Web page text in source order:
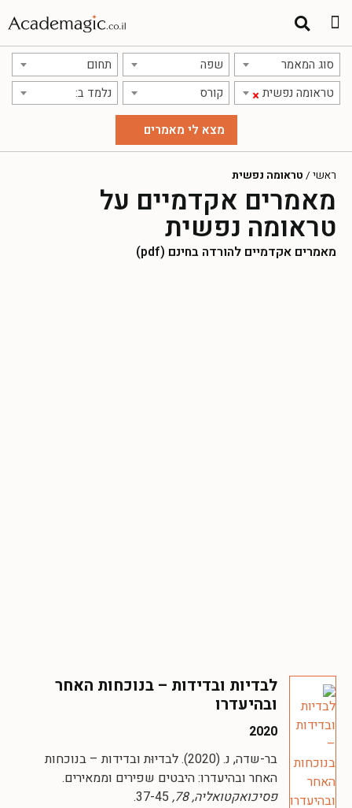
סוג המאמר שפה תחום
× טראומה נפשית קורס נלמד ב:
ראשי / טראומה נפשית
מאמרים אקדמיים על
טראומה נפשית
מאמרים אקדמיים להורדה בחינם (pdf)
לבדיות ובדידות – בנוכחות האחר
ובהיעדרו
2020
בר-שדה, נ. (2020). לבדיוּת ובדידות – בנוכחות
האחר ובהיעדרו: היבטים שפירים וממאירים.
פסיכואקטואליה, 78,